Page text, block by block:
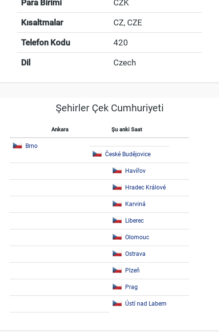
Para Birimi CZK
Kısaltmalar CZ, CZE
Telefon Kodu 420
Dil Czech
Şehirler Çek Cumhuriyeti
Ankara Şu anki Saat
Brno
České Budějovice
Havířov
Hradec Králové
Karviná
Liberec
Olomouc
Ostrava
Plzeň
Prag
Ústí nad Labem